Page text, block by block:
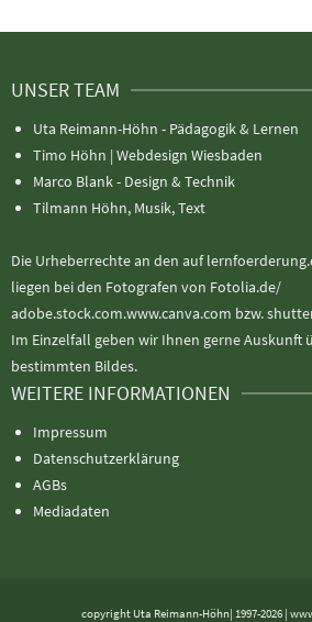
UNSER TEAM
Uta Reimann-Höhn - Pädagogik & Lernen
Timo Höhn | Webdesign Wiesbaden
Marco Blank - Design & Technik
Tilmann Höhn, Musik, Text
Die Urheberrechte an den auf
liegen bei den Fotografen von Fotolia.de/
adobe.stock.com.www.canva.com bzw.
Im Einzelfall geben wir Ihnen gerne Auskunft
bestimmten Bildes.
WEITERE INFORMATIONEN
Impressum
Datenschutzerklärung
AGBs
Mediadaten
copyright Uta Reimann-Höhn| 1997-2026 |